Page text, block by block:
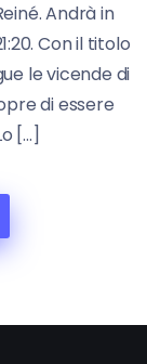
Andrà in
Con il titolo
le vicende di
di essere
[…]